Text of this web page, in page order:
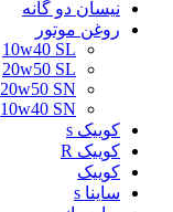
نیسان دو گانه
روغن موتور
10w40 SL
20w50 SL
20w50 SN
10w40 SN
کوییک s
کوییک R
کوییک
ساینا s